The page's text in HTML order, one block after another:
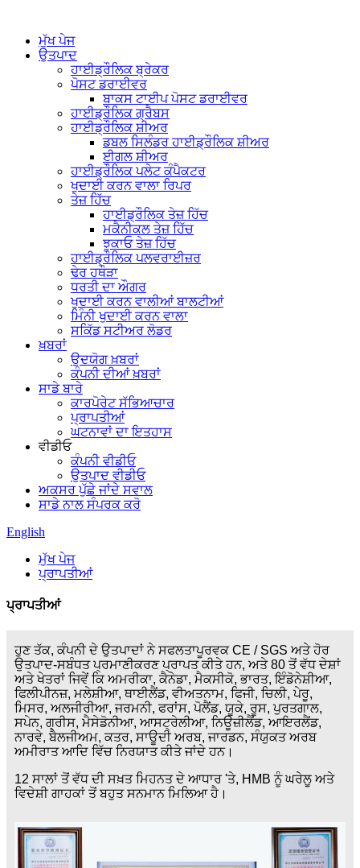
ਮੁੱਖ ਪੇਜ
ਉਤਪਾਦ
ਹਾਈਡ੍ਰੌਲਿਕ ਬ੍ਰੇਕਰ
ਪੋਸਟ ਡਰਾਈਵਰ
ਬਾਕਸ ਟਾਈਪ ਪੋਸਟ ਡਰਾਈਵਰ
ਹਾਈਡ੍ਰੌਲਿਕ ਗ੍ਰੈਬਸ
ਹਾਈਡ੍ਰੌਲਿਕ ਸ਼ੀਅਰ
ਡਬਲ ਸਿਲੰਡਰ ਹਾਈਡ੍ਰੌਲਿਕ ਸ਼ੀਅਰ
ਈਗਲ ਸ਼ੀਅਰ
ਹਾਈਡ੍ਰੌਲਿਕ ਪਲੇਟ ਕੰਪੈਕਟਰ
ਖੁਦਾਈ ਕਰਨ ਵਾਲਾ ਰਿਪਰ
ਤੇਜ਼ ਹਿੱਚ
ਹਾਈਡ੍ਰੌਲਿਕ ਤੇਜ਼ ਹਿੱਚ
ਮਕੈਨੀਕਲ ਤੇਜ਼ ਹਿੱਚ
ਝੁਕਾਓ ਤੇਜ਼ ਹਿੱਚ
ਹਾਈਡ੍ਰੌਲਿਕ ਪਲਵਰਾਈਜ਼ਰ
ਢੇਰ ਹਥੌੜਾ
ਧਰਤੀ ਦਾ ਔਗਰ
ਖੁਦਾਈ ਕਰਨ ਵਾਲੀਆਂ ਬਾਲਟੀਆਂ
ਮਿੰਨੀ ਖੁਦਾਈ ਕਰਨ ਵਾਲਾ
ਸਕਿੱਡ ਸਟੀਅਰ ਲੋਡਰ
ਖ਼ਬਰਾਂ
ਉਦਯੋਗ ਖ਼ਬਰਾਂ
ਕੰਪਨੀ ਦੀਆਂ ਖ਼ਬਰਾਂ
ਸਾਡੇ ਬਾਰੇ
ਕਾਰਪੋਰੇਟ ਸੱਭਿਆਚਾਰ
ਪ੍ਰਾਪਤੀਆਂ
ਘਟਨਾਵਾਂ ਦਾ ਇਤਹਾਸ
ਵੀਡੀਓ
ਕੰਪਨੀ ਵੀਡੀਓ
ਉਤਪਾਦ ਵੀਡੀਓ
ਅਕਸਰ ਪੁੱਛੇ ਜਾਂਦੇ ਸਵਾਲ
ਸਾਡੇ ਨਾਲ ਸੰਪਰਕ ਕਰੋ
English
ਮੁੱਖ ਪੇਜ
ਪ੍ਰਾਪਤੀਆਂ
ਪ੍ਰਾਪਤੀਆਂ
ਹੁਣ ਤੱਕ, ਕੰਪਨੀ ਦੇ ਉਤਪਾਦਾਂ ਨੇ ਸਫਲਤਾਪੂਰਵਕ CE / SGS ਅਤੇ ਹੋਰ
ਉਤਪਾਦ-ਸਬੰਧਤ ਪ੍ਰਮਾਣੀਕਰਣ ਪ੍ਰਾਪਤ ਕੀਤੇ ਹਨ, ਅਤੇ 80 ਤੋਂ ਵੱਧ ਦੇਸ਼ਾਂ
ਅਤੇ ਖੇਤਰਾਂ ਜਿਵੇਂ ਕਿ ਅਮਰੀਕਾ, ਕੈਨੇਡਾ, ਮੈਕਸੀਕੋ, ਭਾਰਤ, ਇੰਡੋਨੇਸ਼ੀਆ,
ਫਿਲੀਪੀਨਜ਼, ਮਲੇਸ਼ੀਆ, ਥਾਈਲੈਂਡ, ਵੀਅਤਨਾਮ, ਫਿਜੀ, ਚਿਲੀ, ਪੇਰੂ,
ਮਿਸਰ, ਅਲਜੀਰੀਆ, ਜਰਮਨੀ, ਫਰਾਂਸ, ਪੋਲੈਂਡ, ਯੂਕੇ, ਰੂਸ, ਪੁਰਤਗਾਲ,
ਸਪੇਨ, ਗ੍ਰੀਸ, ਮੈਸੇਡੋਨੀਆ, ਆਸਟ੍ਰੇਲੀਆ, ਨਿਊਜ਼ੀਲੈਂਡ, ਆਇਰਲੈਂਡ,
ਨਾਰਵੇ, ਬੈਲਜੀਅਮ, ਕਤਰ, ਸਾਊਦੀ ਅਰਬ, ਜਾਰਡਨ, ਸੰਯੁਕਤ ਅਰਬ
ਅਮੀਰਾਤ ਆਦਿ ਵਿੱਚ ਨਿਰਯਾਤ ਕੀਤੇ ਜਾਂਦੇ ਹਨ।
12 ਸਾਲਾਂ ਤੋਂ ਵੱਧ ਦੀ ਸਖ਼ਤ ਮਿਹਨਤ ਦੇ ਆਧਾਰ 'ਤੇ, HMB ਨੂੰ ਘਰੇਲੂ ਅਤੇ
ਵਿਦੇਸ਼ੀ ਗਾਹਕਾਂ ਤੋਂ ਬਹੁਤ ਸਨਮਾਨ ਮਿਲਿਆ ਹੈ।